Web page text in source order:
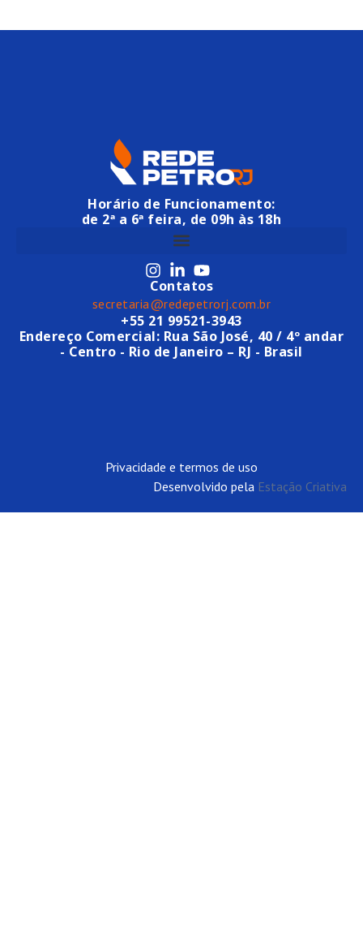
Horário de Funcionamento:
de 2ª a 6ª feira, de 09h às 18h
Contatos
secretaria@redepetrorj.com.br
+55 21 99521-3943
Endereço Comercial: Rua São José, 40 / 4º andar
- Centro - Rio de Janeiro – RJ - Brasil
Privacidade e termos de uso
Desenvolvido pela Estação Criativa